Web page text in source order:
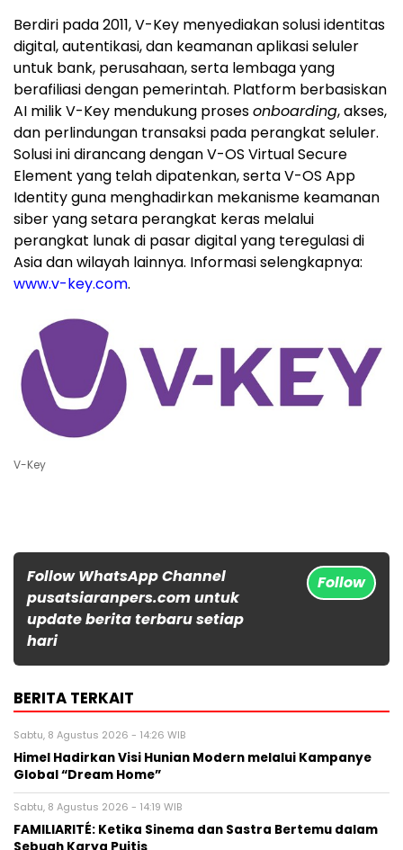
Berdiri pada 2011, V-Key menyediakan solusi identitas
digital, autentikasi, dan keamanan aplikasi seluler
untuk bank, perusahaan, serta lembaga yang
berafiliasi dengan pemerintah. Platform berbasiskan
AI milik V-Key mendukung prosesonboarding, akses,
dan perlindungan transaksi pada perangkat seluler.
Solusi ini dirancang dengan V-OS Virtual Secure
Element yang telah dipatenkan, serta V-OS App
Identity guna menghadirkan mekanisme keamanan
siber yang setara perangkat keras melalui
perangkat lunak di pasar digital yang teregulasi di
Asia dan wilayah lainnya. Informasi selengkapnya:
www.v-key.com.
V-Key
Follow WhatsApp Channel
pusatsiaranpers.com untuk
update berita terbaru setiap
hari
Follow
BERITA TERKAIT
Sabtu, 8 Agustus 2026 - 14:26 WIB
Himel Hadirkan Visi Hunian Modern melalui Kampanye
Global “Dream Home”
Sabtu, 8 Agustus 2026 - 14:19 WIB
FAMILIARITÉ: Ketika Sinema dan Sastra Bertemu dalam
Sebuah Karya Puitis